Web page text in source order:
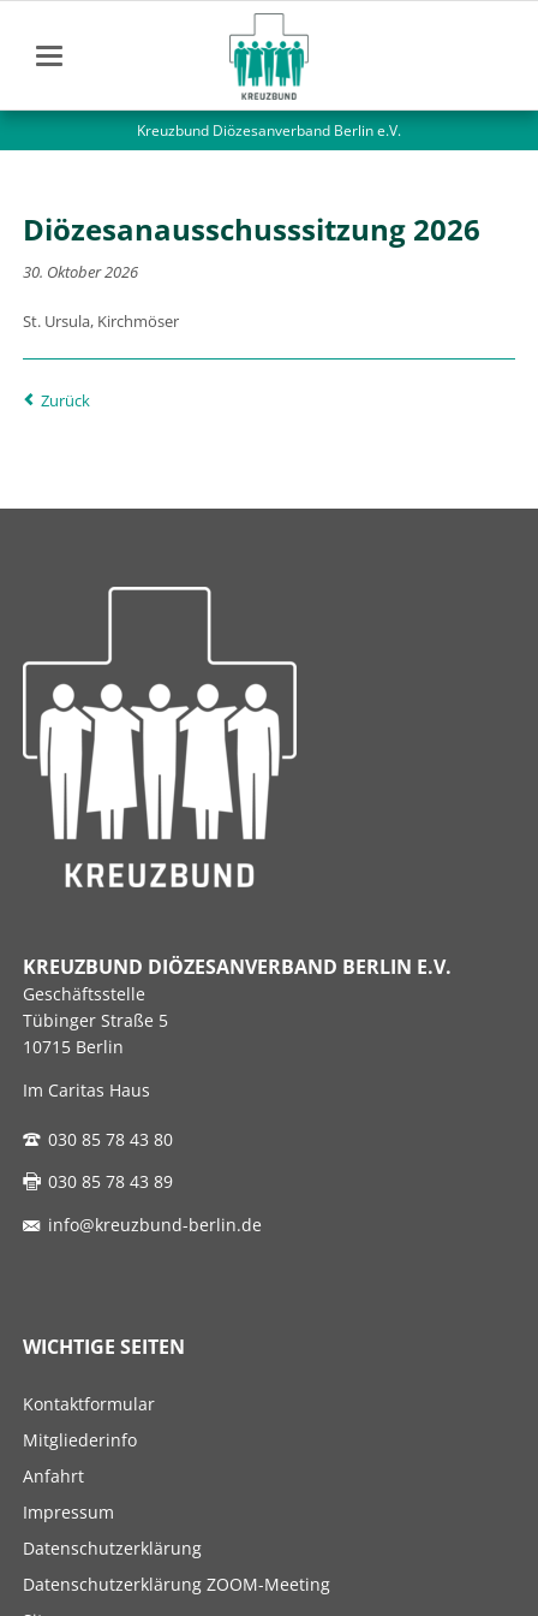
Kreuzbund Diözesanverband Berlin e.V.
Diözesanausschusssitzung 2026
30. Oktober 2026
St. Ursula, Kirchmöser
Zurück
KREUZBUND DIÖZESANVERBAND BERLIN E.V.
Geschäftsstelle
Tübinger Straße 5
10715 Berlin
Im Caritas Haus
030 85 78 43 80
030 85 78 43 89
info@kreuzbund-berlin.de
WICHTIGE SEITEN
Navigation
Kontaktformular
Mitgliederinfo
Anfahrt
Impressum
Datenschutzerklärung
Datenschutzerklärung ZOOM-Meeting